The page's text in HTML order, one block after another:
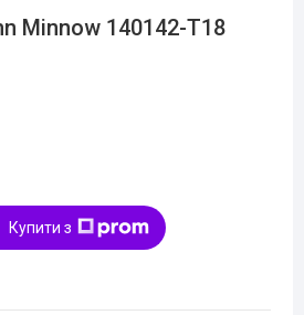
Minnow 140142-T18
Купити з